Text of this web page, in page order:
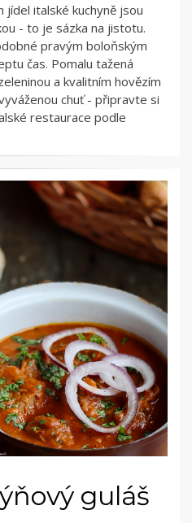
jídel italské kuchyně jsou
- to je sázka na jistotu.
pravým boloňským
čas. Pomalu tažená
a kvalitním hovězím
chuť - připravte si
restaurace podle
guláš